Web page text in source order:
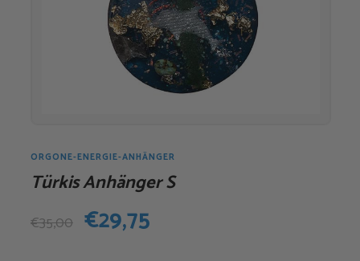
ORGONE-ENERGIE-ANHÄNGER
Türkis Anhänger S
€35,00 Ursprünglicher
€29,75